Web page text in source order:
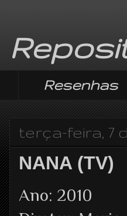
Resenhas
terça-feira, 7
NANA (TV)
Ano: 2010